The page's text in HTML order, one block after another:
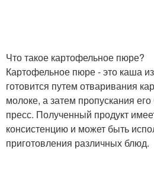
Что такое картофельное пюре?
Картофельное пюре - это каша
готовится путем отваривания
молоке, а затем пропускания
пресс. Полученный продукт
консистенцию и может быть
приготовления различных блюд.